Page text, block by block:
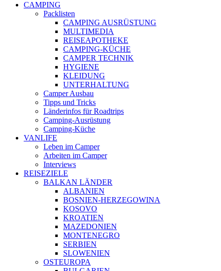
CAMPING
Packlisten
CAMPING AUSRÜSTUNG
MULTIMEDIA
REISEAPOTHEKE
CAMPING-KÜCHE
CAMPER TECHNIK
HYGIENE
KLEIDUNG
UNTERHALTUNG
Camper Ausbau
Tipps und Tricks
Länderinfos für Roadtrips
Camping-Ausrüstung
Camping-Küche
VANLIFE
Leben im Camper
Arbeiten im Camper
Interviews
REISEZIELE
BALKAN LÄNDER
ALBANIEN
BOSNIEN-HERZEGOWINA
KOSOVO
KROATIEN
MAZEDONIEN
MONTENEGRO
SERBIEN
SLOWENIEN
OSTEUROPA